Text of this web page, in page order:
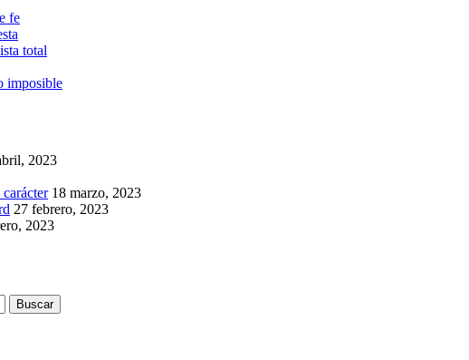
fe
total
imposible
2023
18 marzo, 2023
27 febrero, 2023
2023
Buscar